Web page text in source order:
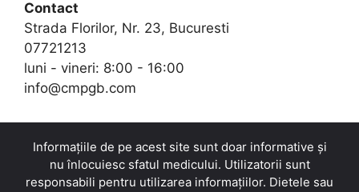
Contact
Strada Florilor, Nr. 23, Bucuresti
07721213
luni - vineri: 8:00 - 16:00
info@cmpgb.com
Informațiile de pe acest site sunt doar informative și
nu înlocuiesc sfatul medicului. Utilizatorii sunt
responsabili pentru utilizarea informațiilor. Dietele sau